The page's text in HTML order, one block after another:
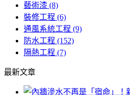
藝術漆 (8)
裝修工程 (6)
通風系統工程 (9)
防水工程 (152)
隔熱工程 (7)
最新文章